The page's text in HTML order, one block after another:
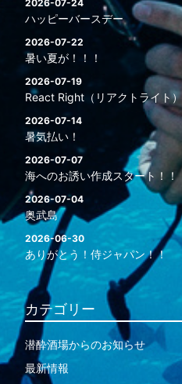
2026-07-24
ハッピーバースデー
2026-07-22
暑い夏が！！！
2026-07-19
React Right（リアクトライト）
2026-07-14
暑気払い！
2026-07-07
海へのお誘い作成スタート！！
2026-07-04
奥武島
2026-06-30
ありがとう！侍ジャパン！！
カテゴリー
潜酔酒場からのお知らせ
最新情報